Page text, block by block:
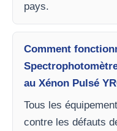
pays.
Comment
au Xénon Pulsé
Tous les
contre les défauts